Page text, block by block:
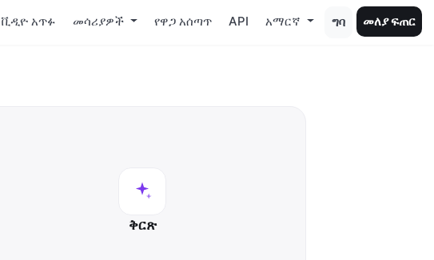
ቪዲዮ አጥፉ መሳሪያዎች የዋጋ አሰጣጥ API አማርኛ ግባ መለያ ፍጠር
ቅርጽ